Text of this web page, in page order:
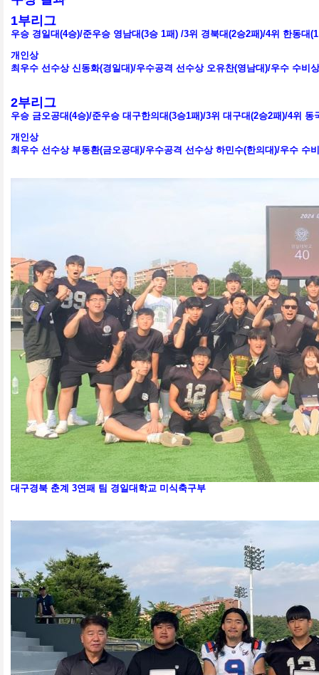
1부리그
우승 경일대(4승)/준우승 영남대(3승 1패) /3위 경북대(2승2패)/4위 한동대
개인상
최우수 선수상 신동화(경일대)/우수공격 선수상 오유찬(영남대)/우수 수비
2부리그
우승 금오공대(4승)/준우승 대구한의대(3승1패)/3위 대구대(2승2패)/4위 동
개인상
최우수 선수상 부동환(금오공대)/우수공격 선수상 하민수(한의대)/우수 수
대구경북 춘계 3연패 팀 경일대학교 미식축구부